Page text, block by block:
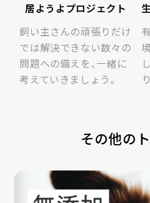
居ようよプロジェクト
飼い主さんの頑張りだけ
では解決できない数々の
問題への備えを、一緒に
考えていきましょう。
その他の